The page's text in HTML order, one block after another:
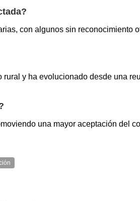
con algunos sin reconocimiento
y ha evolucionado desde una
una mayor aceptación del